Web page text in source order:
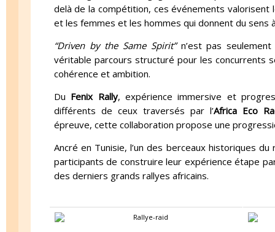
delà de la compétition, ces événements
et les femmes et les hommes qui donnent du sens
“Driven by the Same Spirit”n’est pas
véritable parcours structuré pour les concurrents
cohérence et ambition.
Du Fenix Rally, expérience immersive et
différents de ceux traversés par l’Africa Eco
épreuve, cette collaboration propose une
Ancré en Tunisie, l’un des berceaux historiques
participants de construire leur expérience étape
des derniers grands rallyes africains.